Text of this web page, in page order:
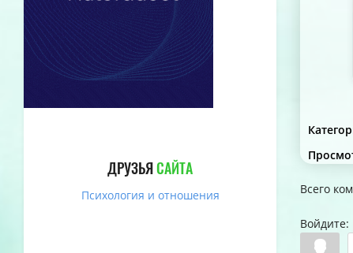
ДРУЗЬЯСАЙТА
Психология и отношения Всего
Войдите: